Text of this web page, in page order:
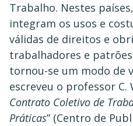
Trabalho. Nestes
integram os usos e
válidas de direitos e
trabalhadores e
tornou-se um modo de
escreveu o professor C.
Contrato Coletivo de
Práticas” (Centro de